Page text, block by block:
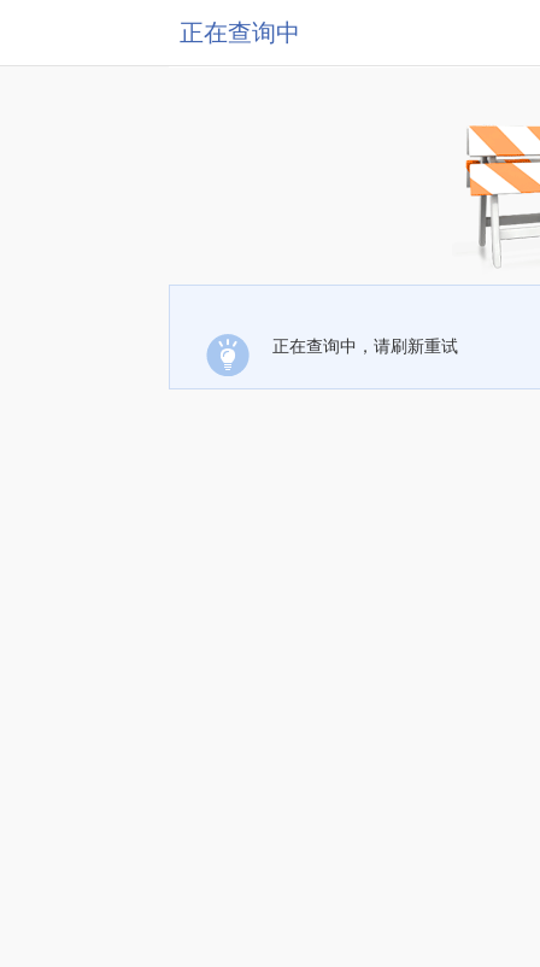
正在查询中
正在查询中，请刷新重试